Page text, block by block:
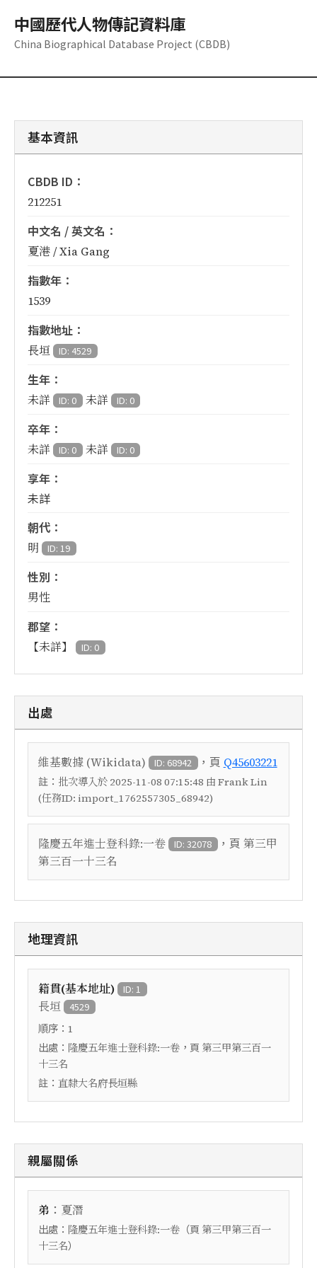
中國歷代人物傳記資料庫
China Biographical Database Project (CBDB)
基本資訊
CBDB ID：
212251
中文名 / 英文名：
夏港 / Xia Gang
指數年：
1539
指數地址：
長垣 ID: 4529
生年：
未詳 ID: 0 未詳 ID: 0
卒年：
未詳 ID: 0 未詳 ID: 0
享年：
未詳
朝代：
明 ID: 19
性別：
男性
郡望：
【未詳】 ID: 0
出處
維基數據 (Wikidata) ID: 68942 ，頁 Q45603221
註： 批次導入於 2025-11-08 07:15:48 由 Frank Lin
(任務ID: import_1762557305_68942)
隆慶五年進士登科錄:一卷 ID: 32078 ，頁 第三甲
第三百一十三名
地理資訊
籍貫(基本地址) ID: 1
長垣 4529
順序： 1
出處： 隆慶五年進士登科錄:一卷 ，頁 第三甲第三百一
十三名
註： 直隸大名府長垣縣
親屬關係
弟 ： 夏潛
出處： 隆慶五年進士登科錄:一卷 （頁 第三甲第三百一
十三名）